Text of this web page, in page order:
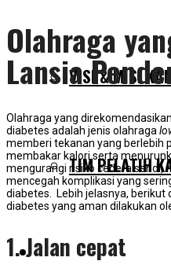
VISI & MISI
TIM PELATIH
SERVIS KAMI
Olahraga
Lansia
Olahraga yang
diabetes adalah jenis olahraga
memberi tekanan yang berlebih
membakar kalori serta
mengurangi risiko cedera sendi,
mencegah komplikasi yang
diabetes. Lebih jelasnya,
diabetes yang aman dilakukan
1. Jalan cepat